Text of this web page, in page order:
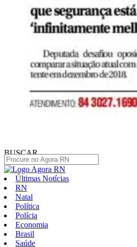
BUSCAR
Últimas Notícias
RN
Natal
Política
Polícia
Economia
Brasil
Saúde